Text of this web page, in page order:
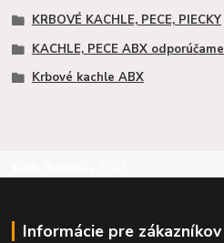
KRBOVÉ KACHLE, PECE, PIECKY
KACHLE, PECE ABX odporúčame
Krbové kachle ABX
Informácie pre zákazníkov